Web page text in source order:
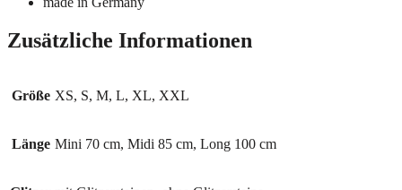
Zusätzliche Informationen
Größe XS, S, M, L, XL, XXL
Länge Mini 70 cm, Midi 85 cm, Long 100 cm